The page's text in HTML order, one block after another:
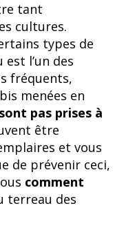
tant
cultures.
types de
l’un des
fréquents,
menées en
pas prises à
être
et vous
de prévenir ceci,
comment
terreau des